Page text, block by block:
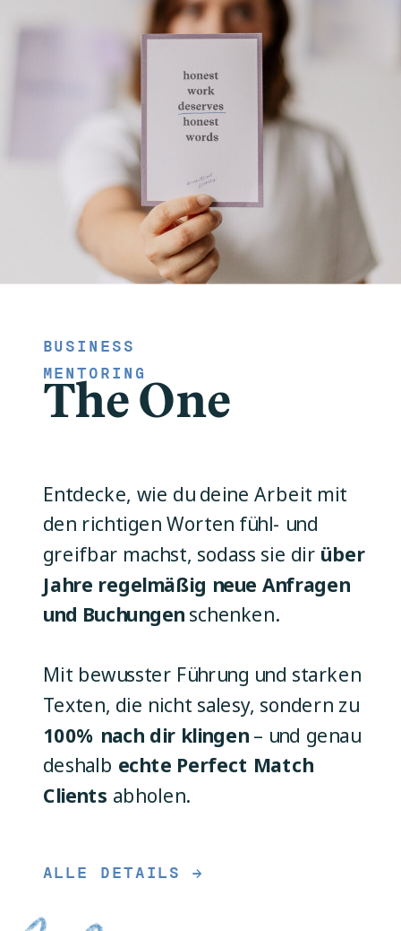
ALLE DETAILS →
Entdecke, wie du deine Arbeit mit
den richtigen Worten fühl- und
greifbar machst, sodass sie dir über
Jahre regelmäßig neue Anfragen
und Buchungenschenken.
Mit bewusster Führung und starken
Texten, die nicht salesy, sondern zu
100% nach dir klingen– und genau
deshalb echte Perfect Match
Clients abholen.
The One
BUSINESS
MENTORING